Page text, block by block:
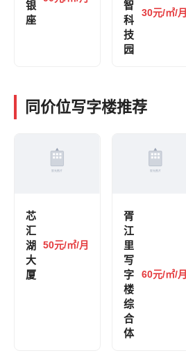
银
座
智
科
技
园
30元/㎡/月
同价位写字楼推荐
芯
汇
湖
大
厦
50元/㎡/月
胥
江
里
写
字
楼
综
合
体
60元/㎡/月